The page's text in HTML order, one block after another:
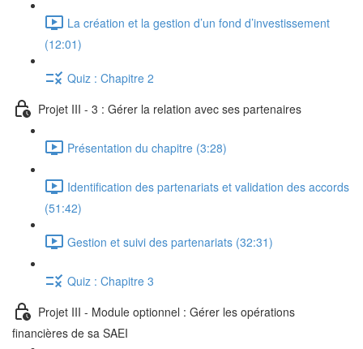
La création et la gestion d’un fond d’investissement
(12:01)
Quiz : Chapitre 2
Projet III - 3 : Gérer la relation avec ses partenaires
Présentation du chapitre (3:28)
Identification des partenariats et validation des accords
(51:42)
Gestion et suivi des partenariats (32:31)
Quiz : Chapitre 3
Projet III - Module optionnel : Gérer les opérations
financières de sa SAEI